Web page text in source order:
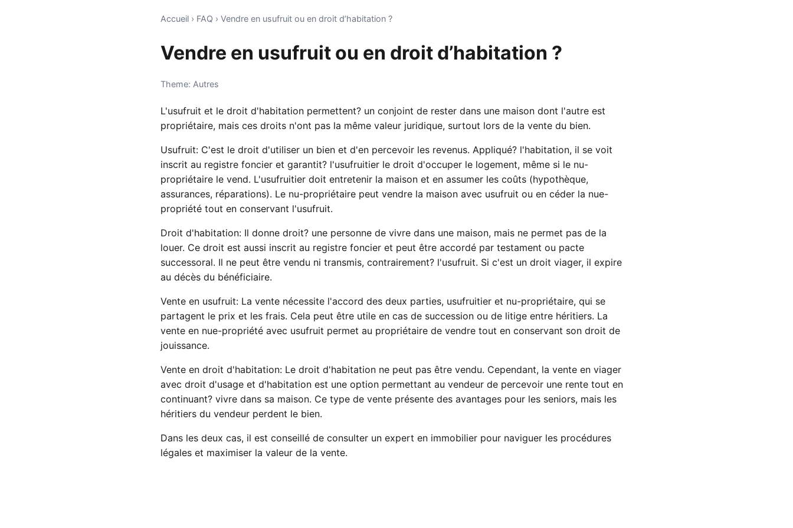
Accueil › FAQ › Vendre en usufruit ou en droit d’habitation ?
Vendre en usufruit ou en droit d’habitation ?
Theme: Autres
L'usufruit et le droit d'habitation permettent? un conjoint de rester dans une maison dont l'autre est
propriétaire, mais ces droits n'ont pas la même valeur juridique, surtout lors de la vente du bien.
Usufruit: C'est le droit d'utiliser un bien et d'en percevoir les revenus. Appliqué? l'habitation, il se voit
inscrit au registre foncier et garantit? l'usufruitier le droit d'occuper le logement, même si le nu-
propriétaire le vend. L'usufruitier doit entretenir la maison et en assumer les coûts (hypothèque,
assurances, réparations). Le nu-propriétaire peut vendre la maison avec usufruit ou en céder la nue-
propriété tout en conservant l'usufruit.
Droit d'habitation: Il donne droit? une personne de vivre dans une maison, mais ne permet pas de la
louer. Ce droit est aussi inscrit au registre foncier et peut être accordé par testament ou pacte
successoral. Il ne peut être vendu ni transmis, contrairement? l'usufruit. Si c'est un droit viager, il expire
au décès du bénéficiaire.
Vente en usufruit: La vente nécessite l'accord des deux parties, usufruitier et nu-propriétaire, qui se
partagent le prix et les frais. Cela peut être utile en cas de succession ou de litige entre héritiers. La
vente en nue-propriété avec usufruit permet au propriétaire de vendre tout en conservant son droit de
jouissance.
Vente en droit d'habitation: Le droit d'habitation ne peut pas être vendu. Cependant, la vente en viager
avec droit d'usage et d'habitation est une option permettant au vendeur de percevoir une rente tout en
continuant? vivre dans sa maison. Ce type de vente présente des avantages pour les seniors, mais les
héritiers du vendeur perdent le bien.
Dans les deux cas, il est conseillé de consulter un expert en immobilier pour naviguer les procédures
légales et maximiser la valeur de la vente.